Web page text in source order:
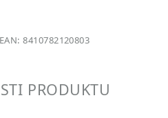
8410782120803
PRODUKTU